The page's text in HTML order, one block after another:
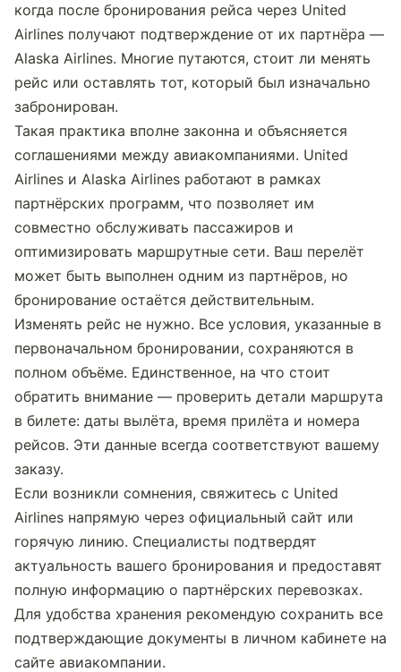
когда после бронирования рейса через United
Airlines получают подтверждение от их партнёра —
Alaska Airlines. Многие путаются, стоит ли менять
рейс или оставлять тот, который был изначально
забронирован.
Такая практика вполне законна и объясняется
соглашениями между авиакомпаниями. United
Airlines и Alaska Airlines работают в рамках
партнёрских программ, что позволяет им
совместно обслуживать пассажиров и
оптимизировать маршрутные сети. Ваш перелёт
может быть выполнен одним из партнёров, но
бронирование остаётся действительным.
Изменять рейс не нужно. Все условия, указанные в
первоначальном бронировании, сохраняются в
полном объёме. Единственное, на что стоит
обратить внимание — проверить детали маршрута
в билете: даты вылёта, время прилёта и номера
рейсов. Эти данные всегда соответствуют вашему
заказу.
Если возникли сомнения, свяжитесь с United
Airlines напрямую через официальный сайт или
горячую линию. Специалисты подтвердят
актуальность вашего бронирования и предоставят
полную информацию о партнёрских перевозках.
Для удобства хранения рекомендую сохранить все
подтверждающие документы в личном кабинете на
сайте авиакомпании.